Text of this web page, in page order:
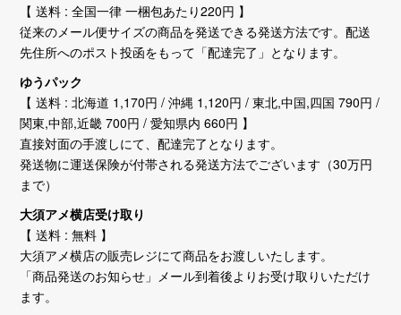
【 送料 : 全国一律 一梱包あたり220円 】
従来のメール便サイズの商品を発送できる発送方法です。配送
先住所へのポスト投函をもって「配達完了」となります。
ゆうパック
【 送料 : 北海道 1,170円 / 沖縄 1,120円 / 東北,中国,四国 790円 /
関東,中部,近畿 700円 / 愛知県内 660円 】
直接対面の手渡しにて、配達完了となります。
発送物に運送保険が付帯される発送方法でございます（30万円
まで）
大須アメ横店受け取り
【 送料 : 無料 】
大須アメ横店の販売レジにて商品をお渡しいたします。
「商品発送のお知らせ」メール到着後よりお受け取りいただけ
ます。